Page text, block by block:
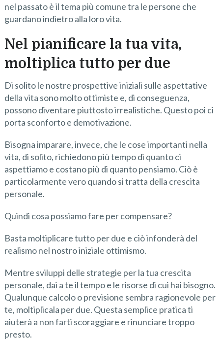
nel passato è il tema più comune tra le persone che
guardano indietro alla loro vita.
Nel pianificare la tua vita,
moltiplica tutto per due
Di solito le nostre prospettive iniziali sulle aspettative
della vita sono molto ottimiste e, di conseguenza,
possono diventare piuttosto irrealistiche. Questo poi ci
porta sconforto e demotivazione.
Bisogna imparare, invece, che le cose importanti nella
vita, di solito, richiedono più tempo di quanto ci
aspettiamo e costano più di quanto pensiamo. Ciò è
particolarmente vero quando si tratta della crescita
personale.
Quindi cosa possiamo fare per compensare?
Basta moltiplicare tutto per due e ciò infonderà del
realismo nel nostro iniziale ottimismo.
Mentre sviluppi delle strategie per la tua crescita
personale, dai a te il tempo e le risorse di cui hai bisogno.
Qualunque calcolo o previsione sembra ragionevole per
te, moltiplicala per due. Questa semplice pratica ti
aiuterà a non farti scoraggiare e rinunciare troppo
presto.